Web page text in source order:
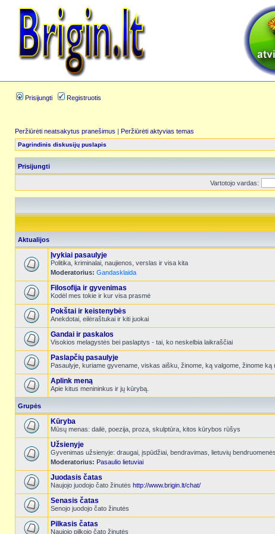
Prisijungti Registruotis
Peržiūrėti neatsakytus pranešimus | Peržiūrėti aktyvias temas
Pagrindinis diskusijų puslapis
Prisijungti
Vartotojo vardas:
Aktualijos
Įvykiai pasaulyje
Politika, kriminalai, naujienos, verslas ir visa kita
Moderatorius: Gandasklaida
Filosofija ir gyvenimas
Kodėl mes tokie ir kur visa prasmė
Pokštai ir keistenybės
Anekdotai, eilėraštukai ir kiti juokai
Gandai ir paskalos
Visokios melagystės bei paslaptys - tai, ko neskelbia laikraščiai
Paslapčių pasaulyje
Pasaulyje, kuriame gyvename, viskas aišku, žinome, ką valgome, žinome
Aplink meną
Apie kitus menininkus ir jų kūrybą.
Grupės
Kūryba
Mūsų menas: dailė, poezija, proza, skulptūra, kitos kūrybos rūšys
Užsienyje
Gyvenimas užsienyje: draugai, įspūdžiai, bendravimas, lietuvių
Moderatorius: Pasaulio lietuviai
Juodasis čatas
Naujojo juodojo čato žinutės http://www.brigin.lt/chat/
Senasis čatas
Senojo juodojo čato žinutės
Pilkasis čatas
Naujojo pilkojo čato žinutės